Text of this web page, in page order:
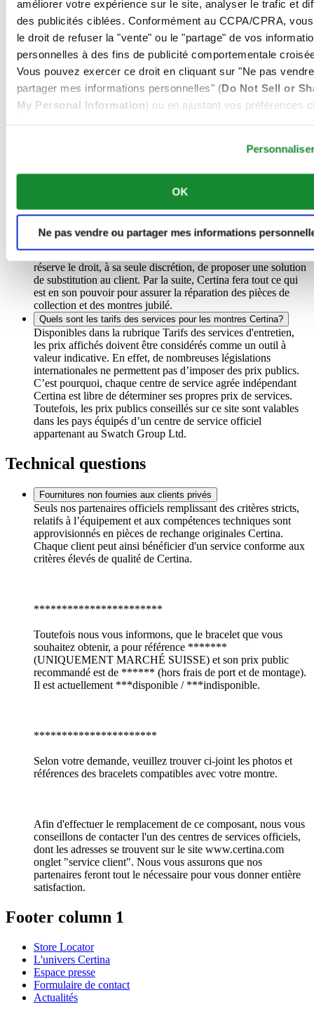
améliorer votre expérience sur le site, analyser le trafic et
des publicités ciblées. Conformément au CCPA/CPRA,
le droit de refuser la "vente" ou le "partage" de vos
personnelles à des fins de publicité comportementale
Vous pouvez exercer ce droit en cliquant sur "Ne pas
partager mes informations personnelles" (Do Not Sell or
My Personal Information) ou en ajustant vos préférences
OK
Ne pas vendre ou partager mes informations
Tout service d’entretien de votre montre doit être effectué
dans un centre de service officiel Certina. Toute réparation
effectuée par un horloger non certifiée Certina rendra caduque
la garantie. Une liste complète des centres de service est
disponible dans la rubrique \Trouver un centre de service\"."
Pourquoi Certina ne fournit-il pas de pièces de rechange
directement à ses clients ?
Pour des raisons techniques et de qualité, nous ne livrons pas
Certina garantit, à compter de la date d’arrêt de production de
durée minimum de 10 ans pour les montres standards et pour
une durée allant jusqu'à 20 ans pour les montres en or. Si,
pour une quelconque raison, la production d’une pièce de
rechange particulière est arrêtée ou reportée, Certina se
réserve le droit, à sa seule discrétion, de proposer une solution
de substitution au client. Par la suite, Certina fera tout ce qui
est en son pouvoir pour assurer la réparation des pièces de
collection et des montres jubilé.
Quels sont les tarifs des services pour les montres Certina?
Disponibles dans la rubrique Tarifs des services d'entretien,
les prix affichés doivent être considérés comme un outil à
valeur indicative. En effet, de nombreuses législations
internationales ne permettent pas d’imposer des prix publics.
C’est pourquoi, chaque centre de service agrée indépendant
Certina est libre de déterminer ses propres prix de services.
Toutefois, les prix publics conseillés sur ce site sont valables
dans les pays équipés d’un centre de service officiel
appartenant au Swatch Group Ltd.
Technical questions
Fournitures non fournies aux clients privés
Seuls nos partenaires officiels remplissant des critères stricts,
relatifs à l’équipement et aux compétences techniques sont
approvisionnés en pièces de rechange originales Certina.
Chaque client peut ainsi bénéficier d'un service conforme aux
critères élevés de qualité de Certina.
***********************
Toutefois nous vous informons, que le bracelet que vous
souhaitez obtenir, a pour référence *******
(UNIQUEMENT MARCHÉ SUISSE) et son prix public
recommandé est de ****** (hors frais de port et de montage).
Il est actuellement ***disponible / ***indisponible.
**********************
Selon votre demande, veuillez trouver ci-joint les photos et
références des bracelets compatibles avec votre montre.
Afin d'effectuer le remplacement de ce composant, nous vous
conseillons de contacter l'un des centres de services officiels,
dont les adresses se trouvent sur le site www.certina.com
onglet "service client". Nous vous assurons que nos
partenaires feront tout le nécessaire pour vous donner entière
satisfaction.
Footer column 1
Store Locator
L'univers Certina
Espace presse
Formulaire de contact
Actualités